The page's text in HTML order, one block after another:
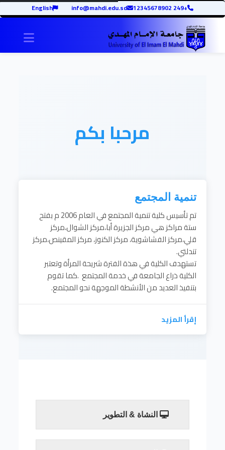
+249 12345678902
info@mahdi.edu.sd
English
مرحبا بكم
تنمية المجتمع
تم تأسيس كلية تنمية المجتمع في العام 2006 م بفتح
ستة مراكز هي مركز الجزيرة أبا،مركز الشوال،مركز
قلي،مركز الفشاشوية، مركز الكنوز، مركز المقينص،مركز
تندلتي.
تستهدف الكلية في هذة الفترة شريحة المرأة وتعتبر
الكلية ذراع الجامعة في خدمة المجتمع .كما تقوم
بتنفيذ العديد من الأنشطة الموجهة نحو المجتمع.
إقرأ المزيد
النشاة & التطوير
تم تأسيس كلية تنمية المجتمع في العام 2006
م بفتح ستة مراكز هي مركز الجزيرة أبا،مركز